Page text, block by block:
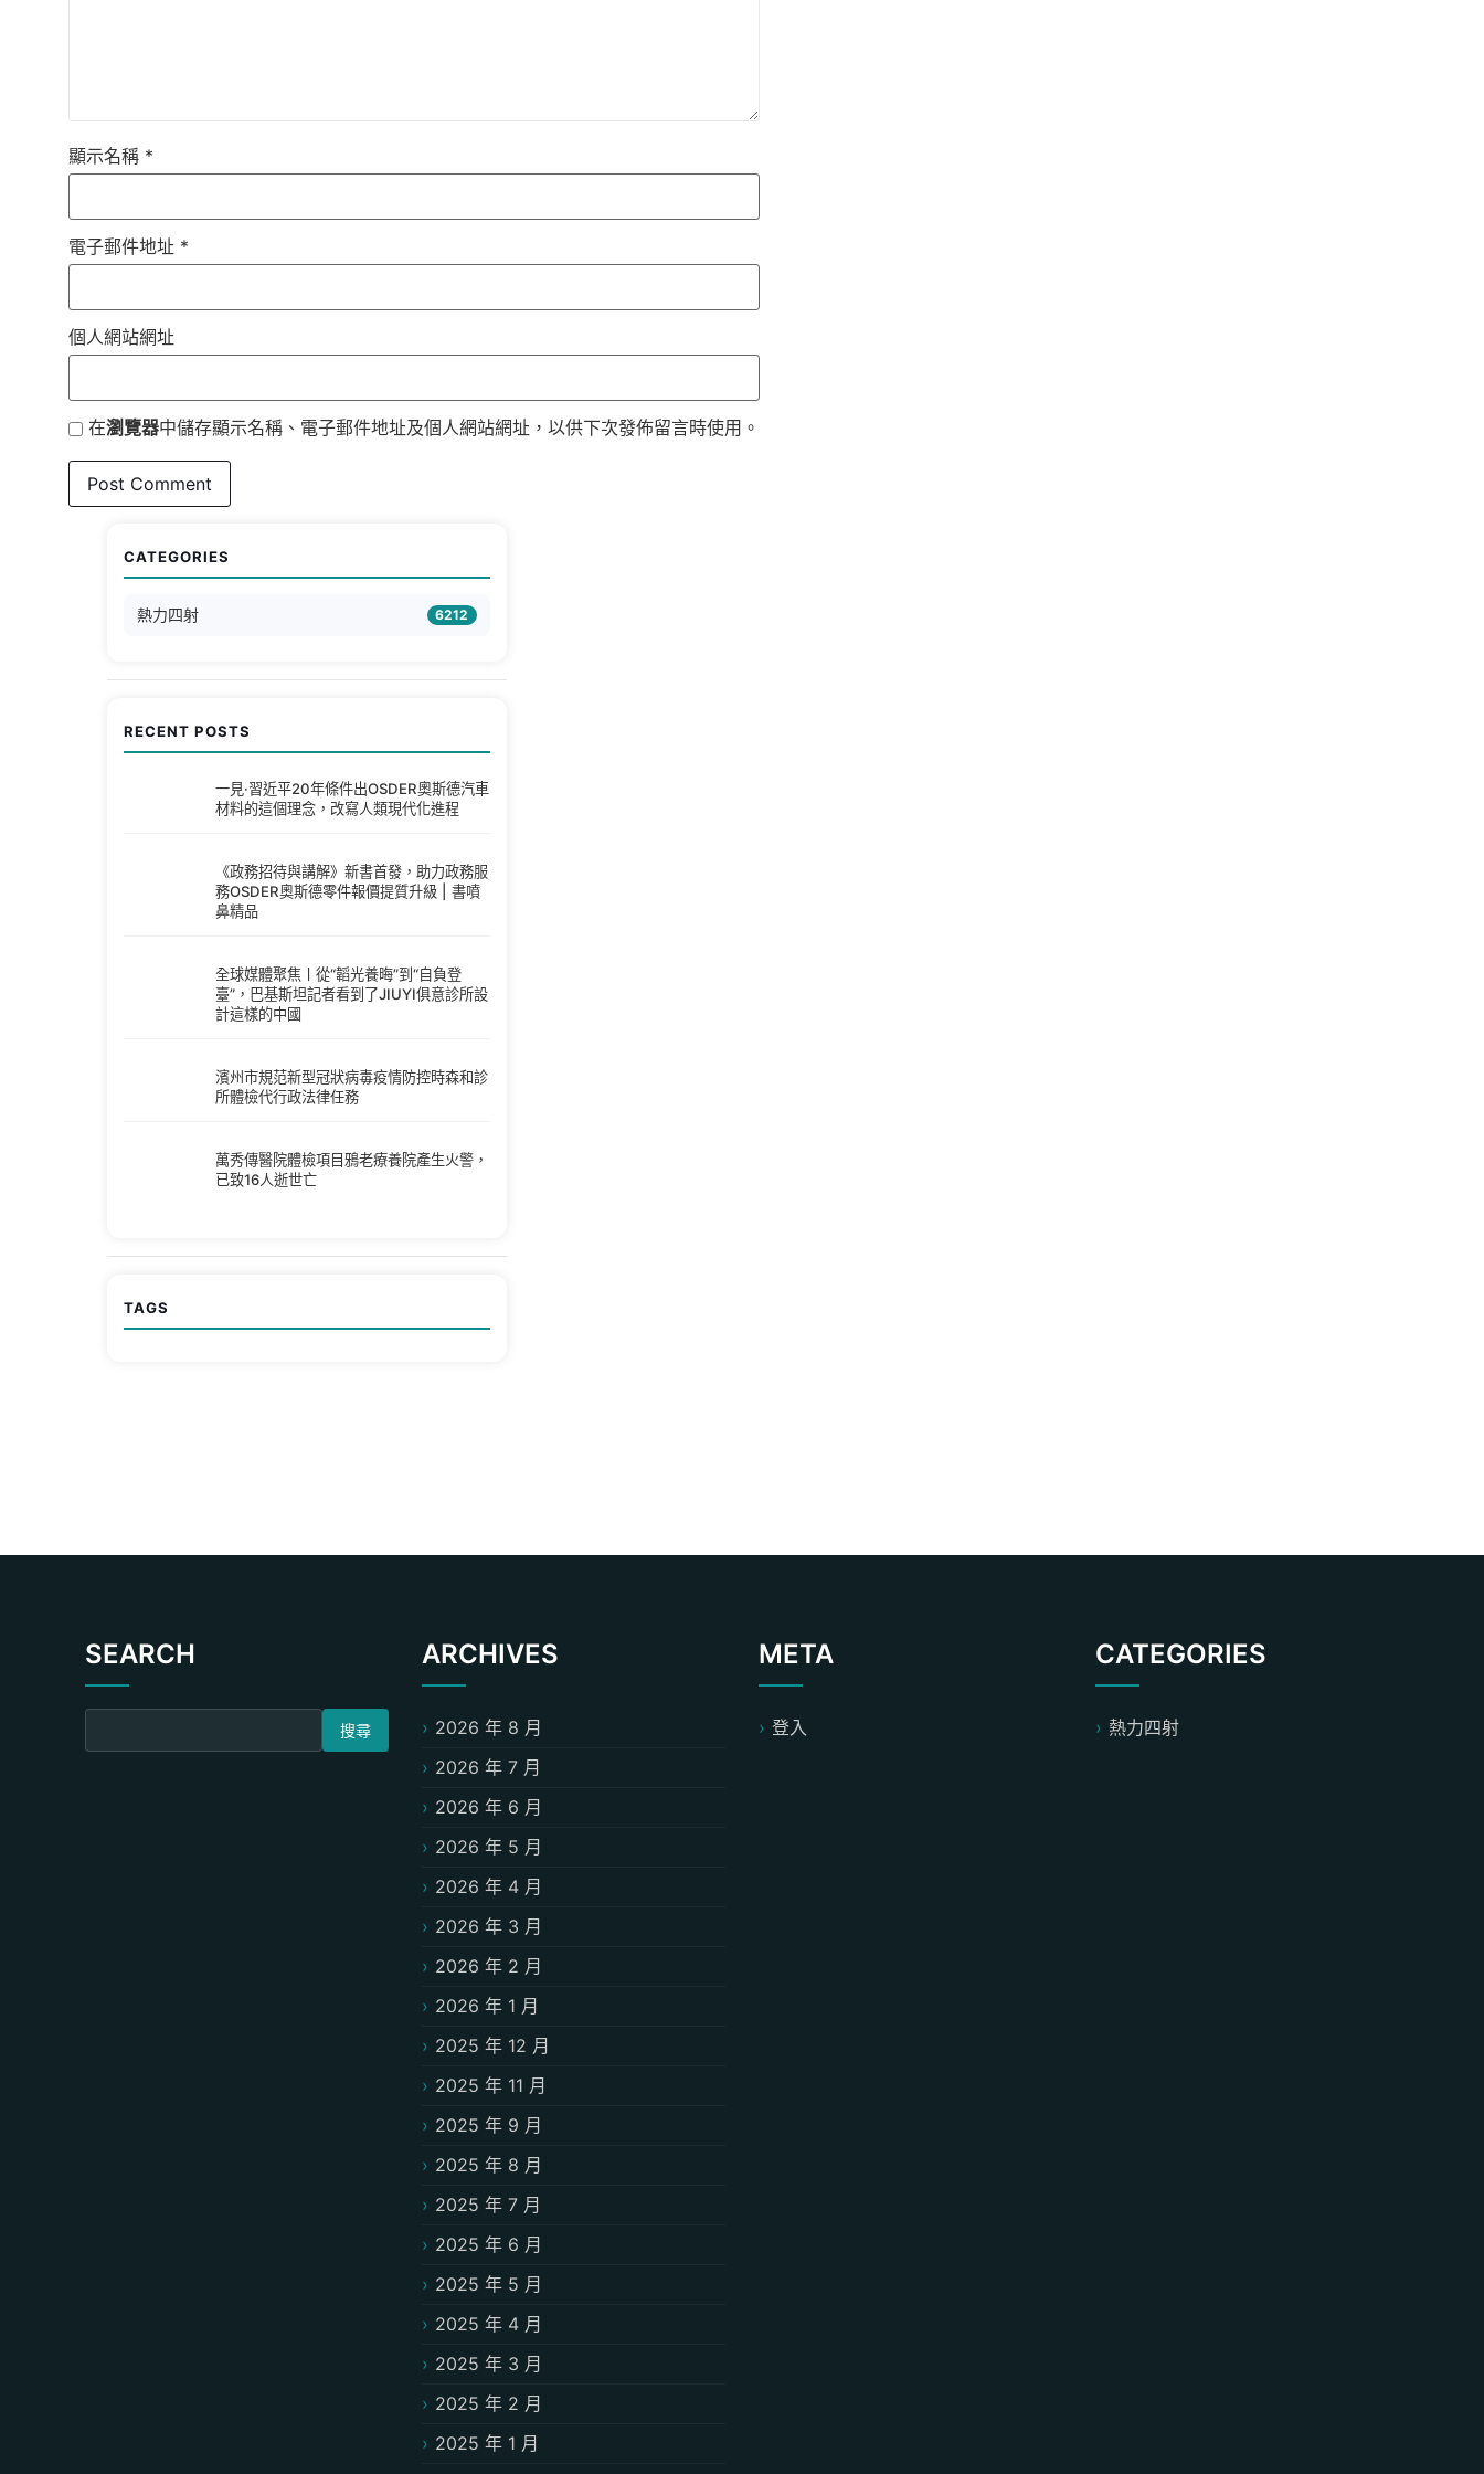
顯示名稱 *
電子郵件地址 *
個人網站網址
在瀏覽器中儲存顯示名稱、電子郵件地址及個人網站網址，以供下次發佈留言時使用。
CATEGORIES
熱力四射 6212
RECENT POSTS
一見·習近平20年條件出OSDER奧斯德汽車
材料的這個理念，改寫人類現代化進程
《政務招待與講解》新書首發，助力政務服
務OSDER奧斯德零件報價提質升級 | 書噴
鼻精品
全球媒體聚焦丨從“韜光養晦”到“自負登
臺”，巴基斯坦記者看到了JIUYI俱意診所設
計這樣的中國
濱州市規范新型冠狀病毒疫情防控時森和診
所體檢代行政法律任務
萬秀傳醫院體檢項目鴉老療養院產生火警，
已致16人逝世亡
TAGS
SEARCH
搜尋關鍵字:
ARCHIVES
2026 年 8 月
2026 年 7 月
2026 年 6 月
2026 年 5 月
2026 年 4 月
2026 年 3 月
2026 年 2 月
2026 年 1 月
2025 年 12 月
2025 年 11 月
2025 年 9 月
2025 年 8 月
2025 年 7 月
2025 年 6 月
2025 年 5 月
2025 年 4 月
2025 年 3 月
2025 年 2 月
2025 年 1 月
META
登入
CATEGORIES
熱力四射